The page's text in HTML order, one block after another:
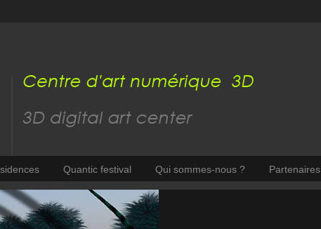
Quantic festival Qui sommes-nous ? Partenaires